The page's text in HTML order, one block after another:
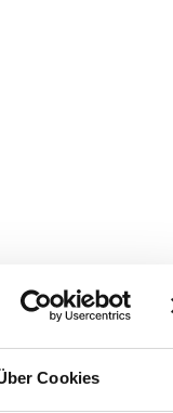
Cookies